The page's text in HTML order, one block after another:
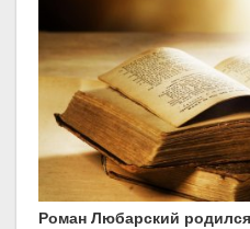
Роман Любарский